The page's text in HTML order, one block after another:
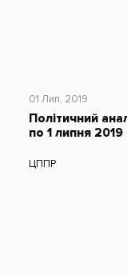
01 Лип, 2019
Політичний
по 1 липня 2019
ЦППР